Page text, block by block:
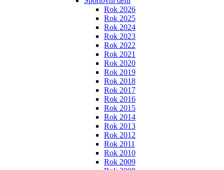
Rok 2026
Rok 2025
Rok 2024
Rok 2023
Rok 2022
Rok 2021
Rok 2020
Rok 2019
Rok 2018
Rok 2017
Rok 2016
Rok 2015
Rok 2014
Rok 2013
Rok 2012
Rok 2011
Rok 2010
Rok 2009